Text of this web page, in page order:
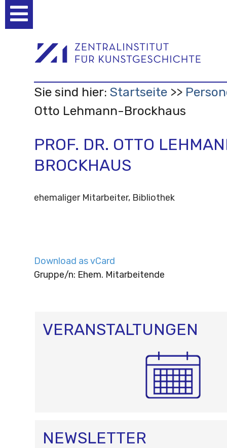
Werkzeuge
Sie sind hier: Startseite
Otto Lehmann-Brockhaus
PROF. DR. OTTO
BROCKHAUS
ehemaliger Mitarbeiter, Bibliothek
Download as vCard
Gruppe/n: Ehem. Mitarbeitende
VERANSTALTUNGEN
NEWSLETTER